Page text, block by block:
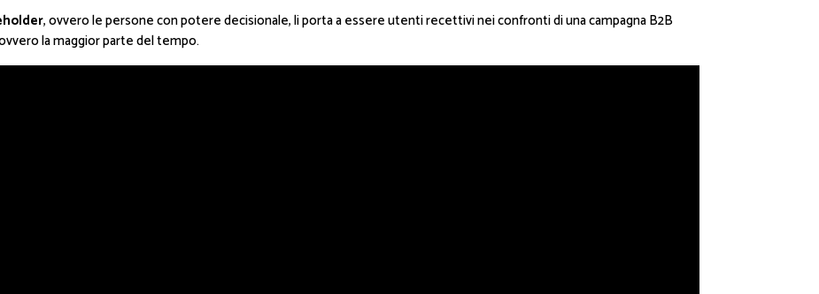
, ovvero le persone con potere decisionale, li porta a essere utenti recettivi nei confronti di una campagna B2B
la maggior parte del tempo.